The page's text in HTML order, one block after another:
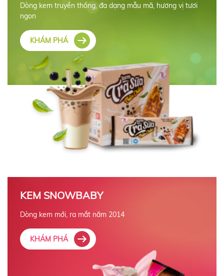
Dòng kem truyền thống, đa dạng mẫu mã, hương vị tươi
ngon
KHÁM PHÁ
KEM SNOWBABY
Dòng kem mới, ra mắt năm 2014
KHÁM PHÁ